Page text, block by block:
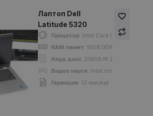
Лаптоп Dell
Latitude 5320
Процесор: Intel Core i5, 1145G7
RAM памет: 16GB DDR4 Onboard
Хард диск: 256GB M.2 NVMe SSD
Видео карта: Intel Iris Xe Graphics
Гаранция: 12 месеца